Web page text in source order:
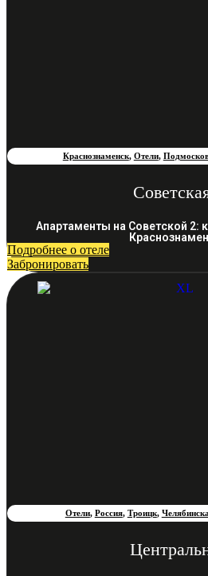
Краснознаменск, Отели,
Апартаменты на Советской
Подробнее о отеле
Забронировать
Отели, Россия, Троицк,